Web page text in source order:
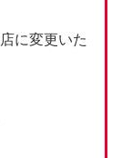
に変更いた